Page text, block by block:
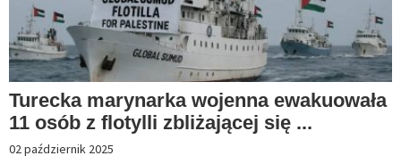
Turecka marynarka wojenna ewakuowała
11 osób z flotylli zbliżającej się ...
02 październik 2025